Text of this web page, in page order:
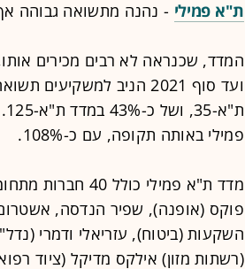
ת"א פמילי - נהנה מתשואה גבוהה אף יותר
ת"א-35, ושל כ-43% במדד ת"א-125.
פמילי באותה תקופה, עם כ-108%.
מדד ת"א פמילי
פוקס (אופנה), שפיר הנדסה,
השקעות (ביטוח), עזריאלי ודמרי
(רשתות מזון) אילקס מדיקל (ציוד